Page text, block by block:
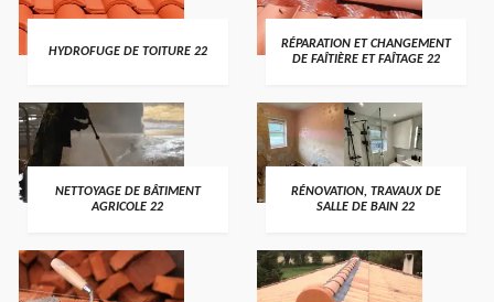
HYDROFUGE DE TOITURE 22
RÉPARATION ET CHANGEMENT
DE FAÎTIÈRE ET FAÎTAGE 22
NETTOYAGE DE BÂTIMENT
AGRICOLE 22
RÉNOVATION, TRAVAUX DE
SALLE DE BAIN 22